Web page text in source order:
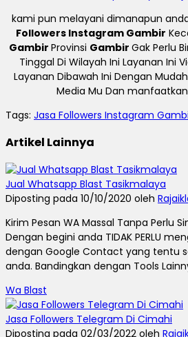
kami pun melayani dimanapun
Followers Instagram Gambir
Gambir Provinsi Gambir Gak Perlu
Tinggal Di Wilayah Ini Layanan Ini
Layanan Dibawah Ini Dengan
Media Mu Dan
Tags: Jasa Followers Instagram
Artikel Lainnya
Jual Whatsapp Blast Tasikmalaya
Diposting pada 10/10/2020 oleh
Kirim Pesan WA Massal Tanpa Perlu
Dengan begini anda TIDAK PERLU
dengan Google Contact yang tentu
anda. Bandingkan dengan Tools
Wa Blast
Jasa Followers Telegram Di Cimahi
Diposting pada 02/03/2022 oleh